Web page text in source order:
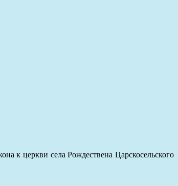
к церкви села Рождествена Царскосельского